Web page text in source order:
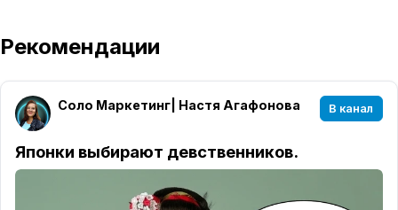
Рекомендации
Соло Маркетинг| Настя Агафонова В канал
Японки выбирают девственников.